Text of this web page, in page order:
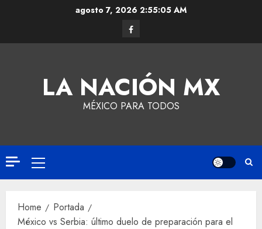
agosto 7, 2026 2:55:06 AM
LA NACIÓN MX
MÉXICO PARA TODOS
Home
Portada
México vs Serbia: último duelo de preparación para el